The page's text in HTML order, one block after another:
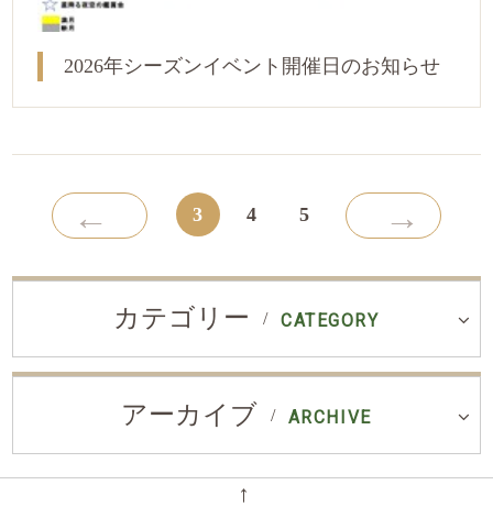
2026年シーズンイベント開催日のお知らせ
← 3 4 5 →
カテゴリー CATEGORY
アーカイブ ARCHIVE
←